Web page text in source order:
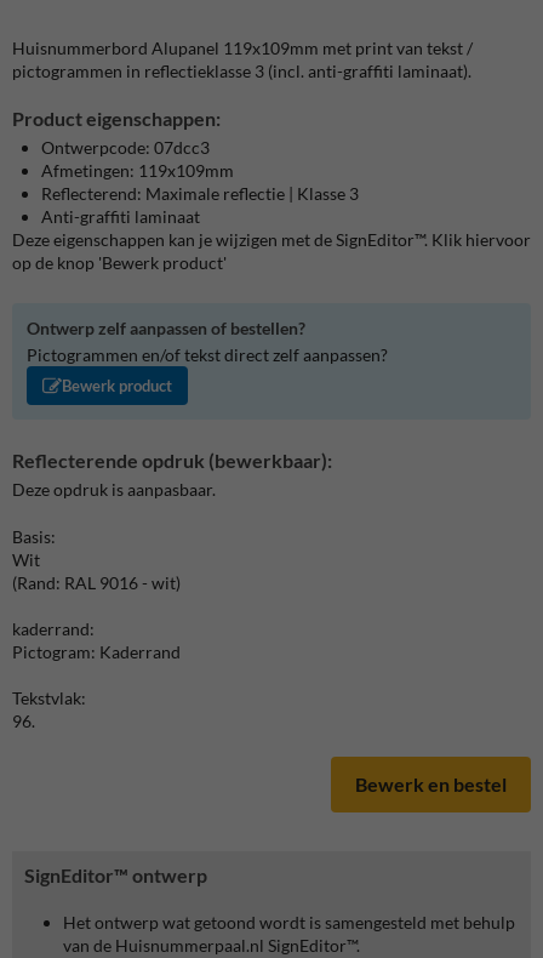
SignEditor™ ontwerp
Het ontwerp wat getoond wordt is samengesteld met behulp
van de Huisnummerpaal.nl SignEditor™.
Huisnummerbord Alupanel 119x109mm met print van tekst /
pictogrammen in reflectieklasse 3 (incl. anti-graffiti laminaat).
Product eigenschappen:
Ontwerpcode: 07dcc3
Afmetingen: 119x109mm
Reflecterend: Maximale reflectie | Klasse 3
Anti-graffiti laminaat
Deze eigenschappen kan je wijzigen met de SignEditor™. Klik hiervoor
op de knop 'Bewerk product'
Ontwerp zelf aanpassen of bestellen?
Pictogrammen en/of tekst direct zelf aanpassen?
Bewerk product
Reflecterende opdruk (bewerkbaar):
Deze opdruk is aanpasbaar.
Basis:
Wit
(Rand: RAL 9016 - wit)
kaderrand:
Pictogram: Kaderrand
Tekstvlak:
96.
Bewerk en bestel